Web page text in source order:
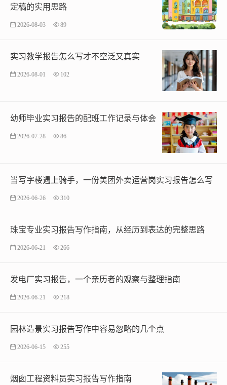
定稿的实用思路
2026-08-03 89
实习教学报告怎么写才不空泛又真实
2026-08-01 102
幼师毕业实习报告的配班工作记录与体会
2026-07-28 86
当写字楼遇上骑手，一份美团外卖运营岗实习报告怎么写
2026-06-26 310
珠宝专业实习报告写作指南，从经历到表达的完整思路
2026-06-21 266
发电厂实习报告，一个亲历者的观察与整理指南
2026-06-21 218
园林造景实习报告写作中容易忽略的几个点
2026-06-15 255
烟囱工程资料员实习报告写作指南